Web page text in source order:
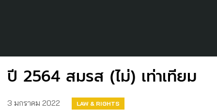
ปี 2564 สมรส (ไม่) เท่าเทียม
3 มกราคม 2022 LAW & RIGHTS